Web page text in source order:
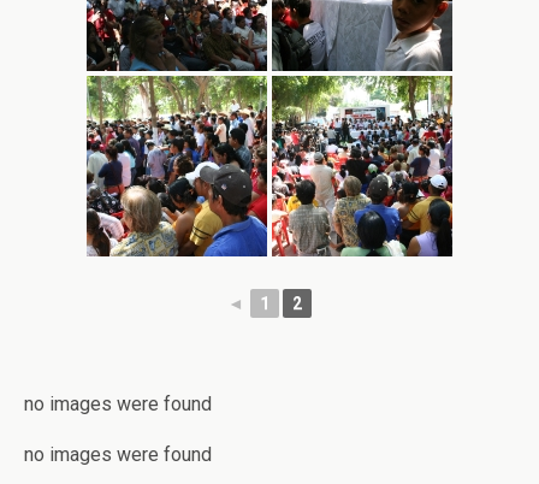
◄ 1 2
no images were found
no images were found